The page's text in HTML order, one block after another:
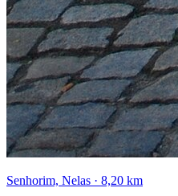
Senhorim, Nelas · 8,20 km